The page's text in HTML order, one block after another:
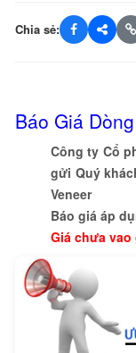
Chia sẻ:
Báo Giá
Công ty Cổ
gửi Quý
Veneer
Báo giá áp
Giá chưa vao